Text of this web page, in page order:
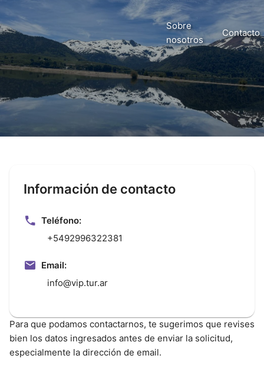
Sobre
nosotros
Contacto
Información de contacto
Teléfono:
+5492996322381
Email:
info@vip.tur.ar
Para que podamos contactarnos, te sugerimos que revises
bien los datos ingresados antes de enviar la solicitud,
especialmente la dirección de email.